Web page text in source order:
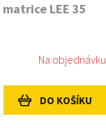
LEE 35
Na objednávku
DO KOŠÍKU